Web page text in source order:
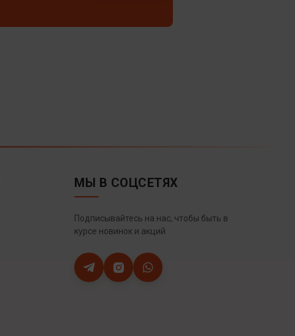
МЫ В СОЦСЕТЯХ
Подписывайтесь на нас, чтобы быть в
курсе новинок и акций